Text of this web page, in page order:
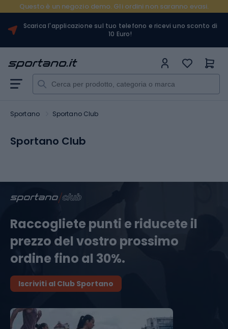
Questo è un negozio demo. Gli ordini non saranno evasi.
Scarica l'applicazione sul tuo telefono e ricevi uno sconto di
10 Euro!
Sportano Sportano Club
Sportano Club
Raccogliete punti e riducete il
prezzo del vostro prossimo
ordine fino al 30%.
Iscriviti al Club Sportano